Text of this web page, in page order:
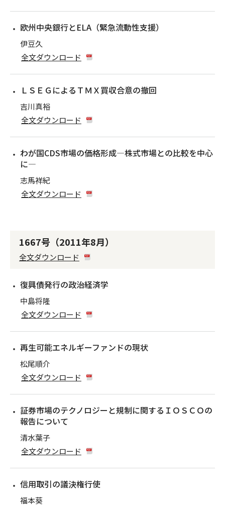
欧州中央銀行とELA（緊急流動性支援）
伊豆久
全文ダウンロード
ＬＳＥＧによるＴＭＸ買収合意の撤回
吉川真裕
全文ダウンロード
わが国CDS市場の価格形成―株式市場との比較を中心
に―
志馬祥紀
全文ダウンロード
1667号（2011年8月）
全文ダウンロード
復興債発行の政治経済学
中島将隆
全文ダウンロード
再生可能エネルギーファンドの現状
松尾順介
全文ダウンロード
証券市場のテクノロジーと規制に関するＩＯＳＣＯの
報告について
清水葉子
全文ダウンロード
信用取引の議決権行使
福本葵